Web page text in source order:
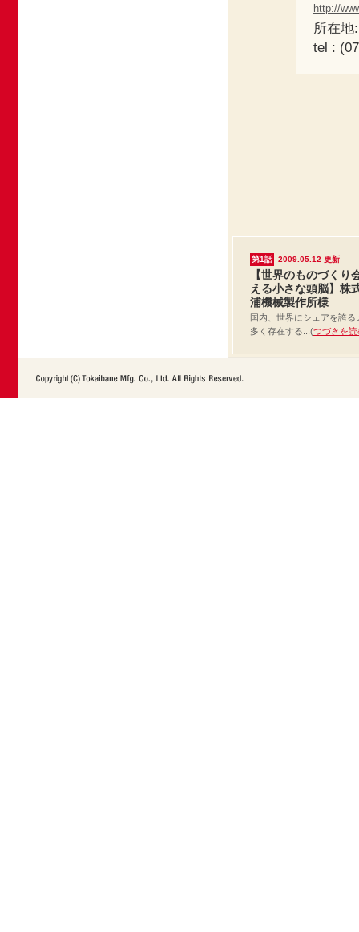
http://
所在地
tel :
第1話 2009.05.12 更新
【世界のものづくり
える小さな頭脳】株
浦機械製作所様
国内、世界にシェアを誇る
多く存在する...(つづきを読